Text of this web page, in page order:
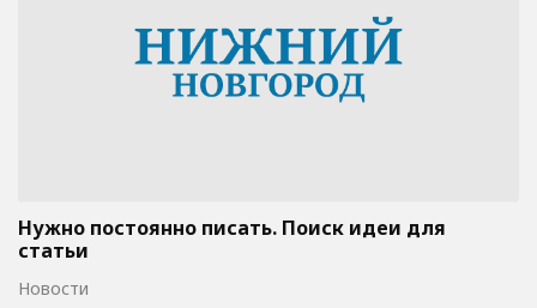
Нужно постоянно писать. Поиск идеи для
статьи
Новости